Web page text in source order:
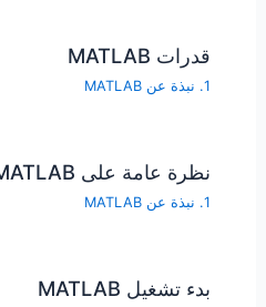
قدرات MATLAB
1. نبذة عن MATLAB
نظرة عامة على MATLAB
1. نبذة عن MATLAB
بدء تشغيل MATLAB